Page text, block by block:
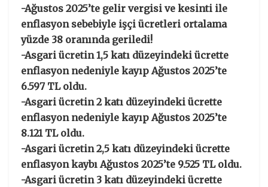
-Ağustos 2025’te gelir vergisi ve kesinti ile
enflasyon sebebiyle işçi ücretleri ortalama
yüzde 38 oranında geriledi!
-Asgari ücretin 1,5 katı düzeyindeki ücrette
enflasyon nedeniyle kayıp Ağustos 2025’te
6.597 TL oldu.
-Asgari ücretin 2 katı düzeyindeki ücrette
enflasyon nedeniyle kayıp Ağustos 2025’te
8.121 TL oldu.
-Asgari ücretin 2,5 katı düzeyindeki ücrette
enflasyon kaybı Ağustos 2025’te 9.525 TL oldu.
-Asgari ücretin 3 katı düzeyindeki ücrette